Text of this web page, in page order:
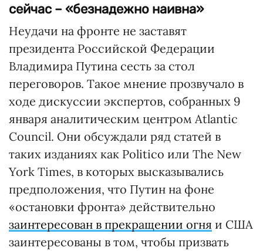
сейчас – «безнадежно наивна»
Неудачи на фронте не заставят
президента Российской Федерации
Владимира Путина сесть за стол
переговоров. Такое мнение прозвучало в
ходе дискуссии экспертов, собранных 9
января аналитическим центром Atlantic
Council. Они обсуждали ряд статей в
таких изданиях как Politico или The New
York Times, в которых высказывались
предположения, что Путин на фоне
«остановки фронта» действительно
заинтересован в прекращении огня и США
заинтересованы в том, чтобы призвать